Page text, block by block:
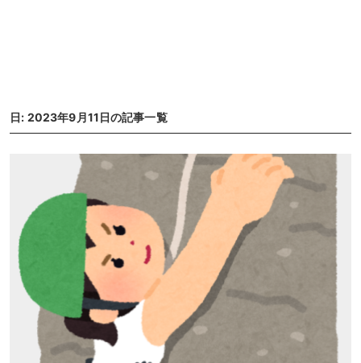
日: 2023年9月11日の記事一覧